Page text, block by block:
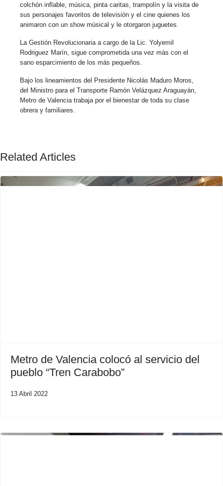
colchón inflable, música, pinta caritas, trampolín y la visita de
sus personajes favoritos de televisión y el cine quienes los
animaron con un show músical y le otorgaron juguetes.
La Gestión Revolucionaria a cargo de la Lic. Yolyemil
Rodriguez Marín, sigue comprometida una vez más con el
sano esparcimiento de los más pequeños.
Bajo los lineamientos del Presidente Nicolás Maduro Moros,
del Ministro para el Transporte Ramón Velázquez Araguayán,
Metro de Valencia trabaja por el bienestar de toda su clase
obrera y familiares.
Related Articles
Metro de Valencia colocó al servicio del
pueblo “Tren Carabobo”
13 Abril 2022